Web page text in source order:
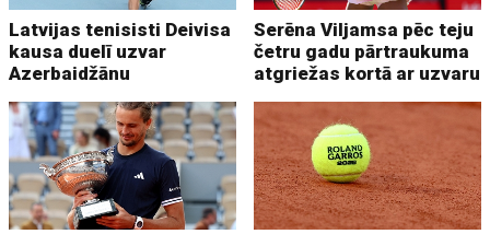
Latvijas tenisisti Deivisa
kausa duelī uzvar
Azerbaidžānu
Serēna Viljamsa pēc teju
četru gadu pārtraukuma
atgriežas kortā ar uzvaru